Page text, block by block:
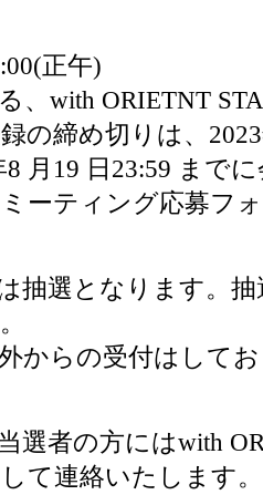
正午)
、with ORIETNT
の締め切りは、
8 月19 日23:59 まで
ーティング応募フ
抽選となります。
からの受付はして
選者の方にはwith
て連絡いたします